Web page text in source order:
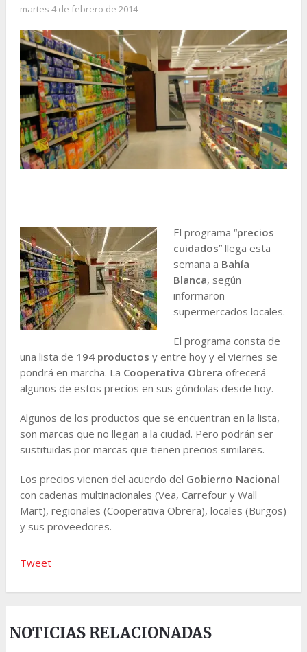
martes 4 de febrero de 2014
El programa “precios
cuidados” llega esta
semana a Bahía
Blanca, según
informaron
supermercados locales.
El programa consta de
una lista de 194 productos y entre hoy y el viernes se
pondrá en marcha. La Cooperativa Obrera ofrecerá
algunos de estos precios en sus góndolas desde hoy.
Algunos de los productos que se encuentran en la lista,
son marcas que no llegan a la ciudad. Pero podrán ser
sustituidas por marcas que tienen precios similares.
Los precios vienen del acuerdo del Gobierno Nacional
con cadenas multinacionales (Vea, Carrefour y Wall
Mart), regionales (Cooperativa Obrera), locales (Burgos)
y sus proveedores.
Tweet
NOTICIAS RELACIONADAS